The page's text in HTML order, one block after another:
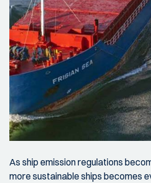
As ship emission regulations
more sustainable ships becomes